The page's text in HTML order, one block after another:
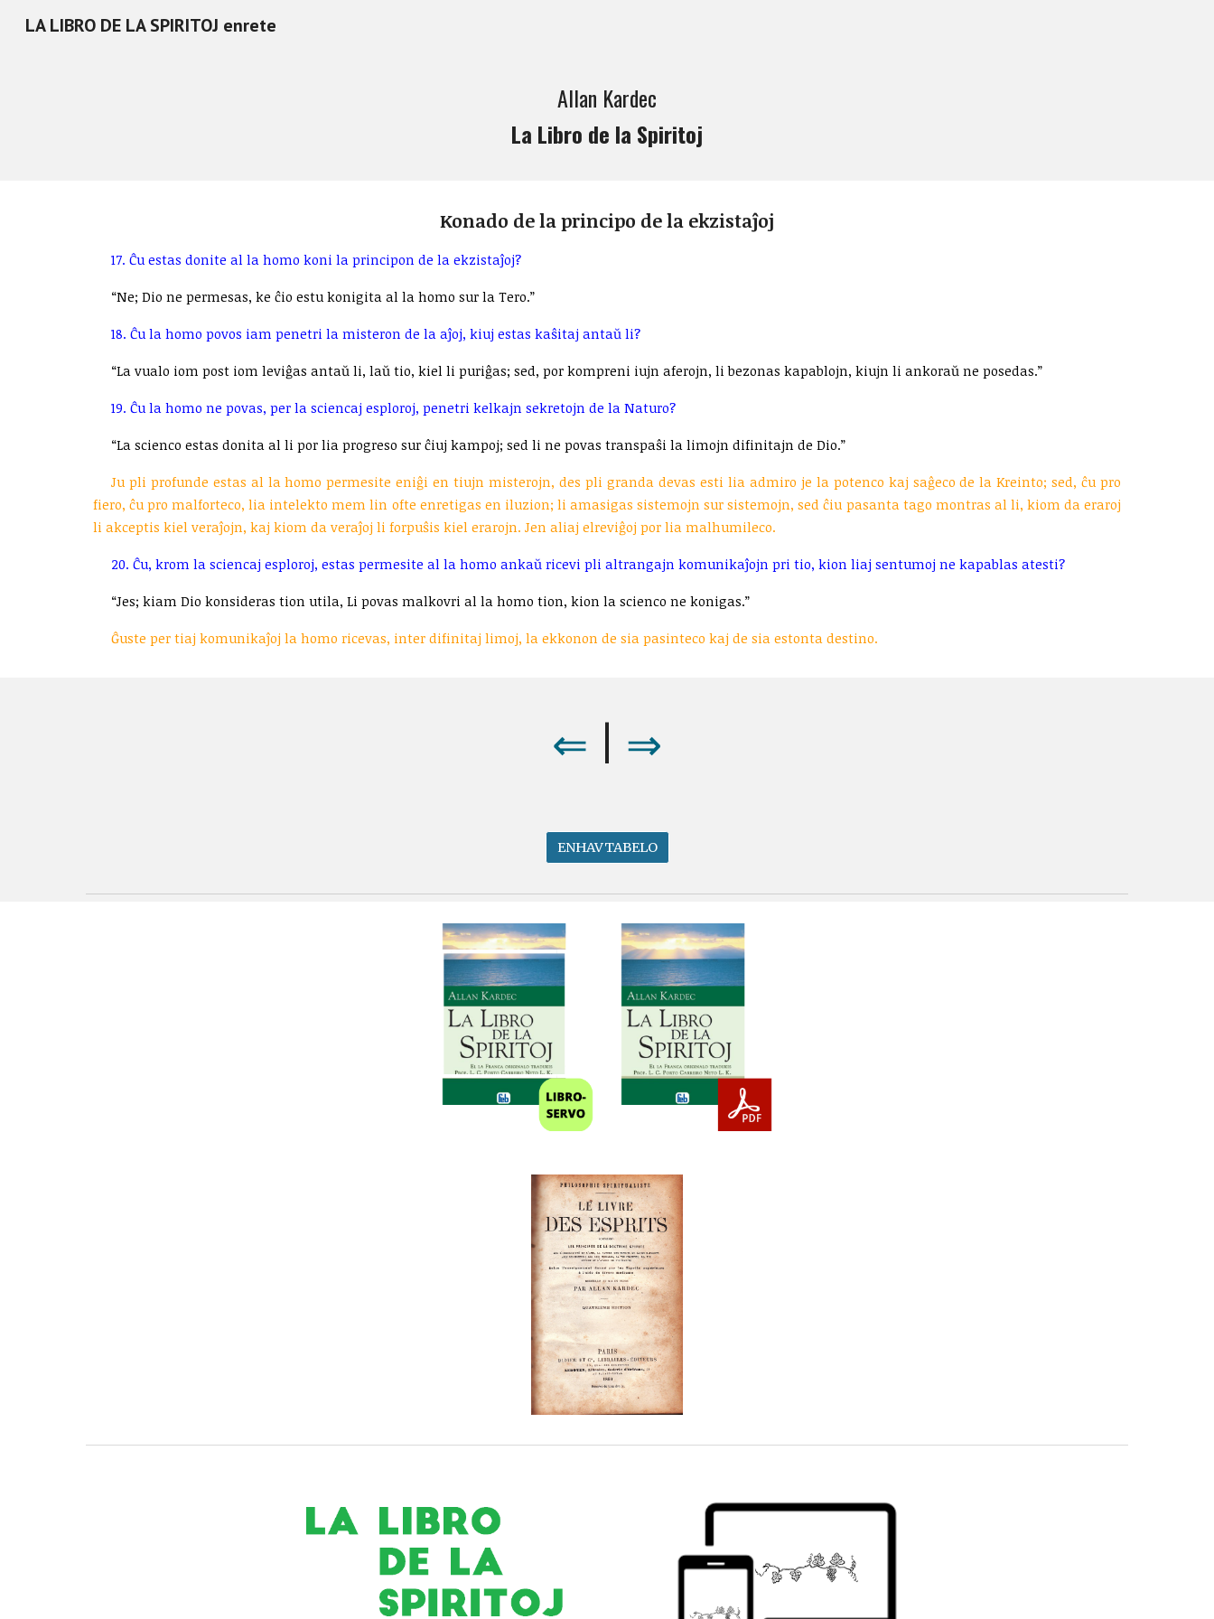
LA LIBRO DE LA SPIRITOJ enrete
Allan Kardec
La Libro de la Spiritoj
Konado de la principo de la ekzistaĵoj
17. Ĉu estas donite al la homo koni la principon de la ekzistaĵoj?
“Ne; Dio ne permesas, ke ĉio estu konigita al la homo sur la Tero.”
18. Ĉu la homo povos iam penetri la misteron de la aĵoj, kiuj estas kaŝitaj antaŭ li?
“La vualo iom post iom leviĝas antaŭ li, laŭ tio, kiel li puriĝas; sed, por kompreni iujn aferojn, li bezonas kapablojn, kiujn li ankoraŭ ne posedas.”
19. Ĉu la homo ne povas, per la sciencaj esploroj, penetri kelkajn sekretojn de la Naturo?
“La scienco estas donita al li por lia progreso sur ĉiuj kampoj; sed li ne povas transpaŝi la limojn difinitajn de Dio.”
Ju pli profunde estas al la homo permesite eniĝi en tiujn misterojn, des pli granda devas esti lia admiro je la potenco kaj saĝeco de la Kreinto; sed, ĉu pro
fiero, ĉu pro malforteco, lia intelekto mem lin ofte enretigas en iluzion; li amasigas sistemojn sur sistemojn, sed ĉiu pasanta tago montras al li, kiom da eraroj
li akceptis kiel veraĵojn, kaj kiom da veraĵoj li forpuŝis kiel erarojn. Jen aliaj elreviĝoj por lia malhumileco.
20. Ĉu, krom la sciencaj esploroj, estas permesite al la homo ankaŭ ricevi pli altrangajn komunikaĵojn pri tio, kion liaj sentumoj ne kapablas atesti?
“Jes; kiam Dio konsideras tion utila, Li povas malkovri al la homo tion, kion la scienco ne konigas.”
Ĝuste per tiaj komunikaĵoj la homo ricevas, inter difinitaj limoj, la ekkonon de sia pasinteco kaj de sia estonta destino.
⇐ ⇒
ENHAVTABELO